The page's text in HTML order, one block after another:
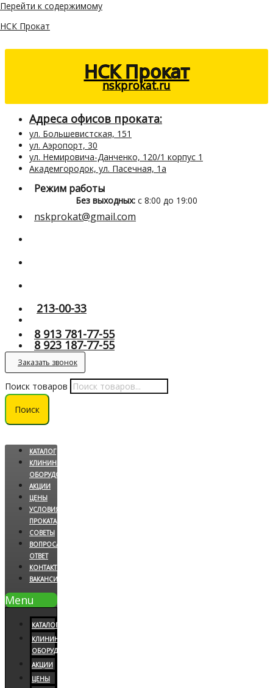
Перейти к содержимому
НСК Прокат
НСК Прокат
nskprokat.ru
Адреса офисов проката:
ул. Большевистская, 151
ул. Аэропорт, 30
ул. Немировича-Данченко, 120/1 корпус 1
Академгородок, ул. Пасечная, 1а
Режим работы
Без выходных: с 8:00 до 19:00
nskprokat@gmail.com
213-00-33
8 913 781-77-55
8 923 187-77-55
Заказать звонок
Поиск товаров
Поиск
КАТАЛОГ
КЛИНИНГОВОЕ
ОБОРУДОВАНИЕ
АКЦИИ
ЦЕНЫ
УСЛОВИЯ
ПРОКАТА
СОВЕТЫ
ВОПРОС/
ОТВЕТ
КОНТАКТЫ
ВАКАНСИИ
Menu
КАТАЛОГ
КЛИНИНГОВОЕ
ОБОРУДОВАНИЕ
АКЦИИ
ЦЕНЫ